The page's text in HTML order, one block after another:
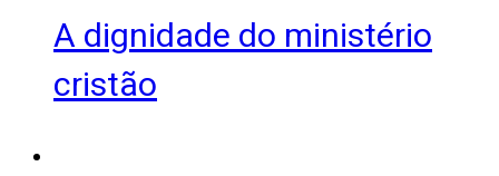
A dignidade do ministério
cristão